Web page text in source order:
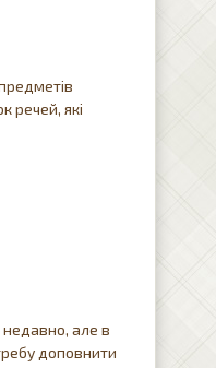
речей, які
але в
доповнити